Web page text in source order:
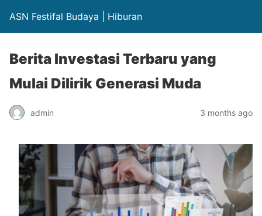
ASN Festifal Budaya | Hiburan
Berita Investasi Terbaru yang
Mulai Dilirik Generasi Muda
admin 3 months ago